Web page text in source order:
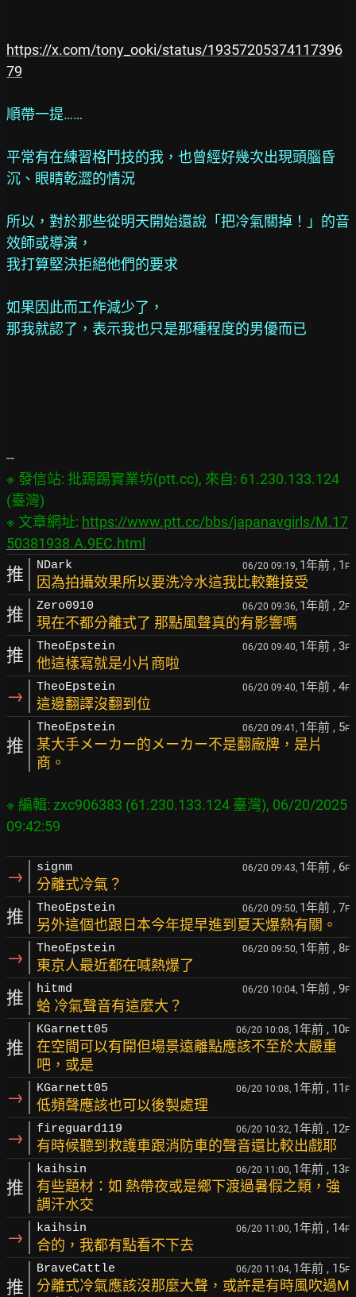
https://x.com/tony_ooki/status/19357205374117396
79
順帶一提……
平常有在練習格鬥技的我，也曾經好幾次出現頭腦昏
沉、眼睛乾澀的情況
所以，對於那些從明天開始還說「把冷氣關掉！」的音
效師或導演，
我打算堅決拒絕他們的要求
如果因此而工作減少了，
那我就認了，表示我也只是那種程度的男優而已
※ 發信站: 批踢踢實業坊(ptt.cc), 來自: 61.230.133.124
(臺灣)
※ 文章網址: https://www.ptt.cc/bbs/japanavgirls/M.17
50381938.A.9EC.html
推 NDark 06/20 09:19, 1年前 , 1 F
因為拍攝效果所以要洗冷水這我比較難接受
推 Zero0910 06/20 09:36, 1年前 , 2F
現在不都分離式了 那點風聲真的有影響嗎
推 TheoEpstein 06/20 09:40, 1年前 , 3F
他這樣寫就是小片商啦
→ TheoEpstein 06/20 09:40, 1年前 , 4F
這邊翻譯沒翻到位
推
TheoEpstein 06/20 09:41, 1年前 , 5F
某大手メーカー的メーカー不是翻廠牌，是片
商。
※ 編輯: zxc906383 (61.230.133.124 臺灣), 06/20/2025
→ signm 06/20 09:43, 1年前 , 6F
分離式冷氣？
推 TheoEpstein 06/20 09:50, 1年前 , 7F
另外這個也跟日本今年提早進到夏天爆熱有關。
→ TheoEpstein 06/20 09:50, 1年前 , 8F
東京人最近都在喊熱爆了
推 hitmd 06/20 10:04, 1年前 , 9F
蛤 冷氣聲音有這麼大？
推
KGarnett05 06/20 10:08, 1年前 , 10F
在空間可以有開但場景遠離點應該不至於太嚴重
吧，或是
→ KGarnett05 06/20 10:08, 1年前 , 11 F
低頻聲應該也可以後製處理
→ fireguard119 06/20 10:32, 1年前 , 12F
有時候聽到救護車跟消防車的聲音還比較出戲耶
推
kaihsin 06/20 11:00, 1年前 , 13F
有些題材：如 熱帶夜或是鄉下渡過暑假之類，強
調汗水交
→ kaihsin 06/20 11:00, 1年前 , 14F
合的，我都有點看不下去
推
BraveCattle 06/20 11:04, 1年前 , 15F
分離式冷氣應該沒那麼大聲，或許是有時風吹過M